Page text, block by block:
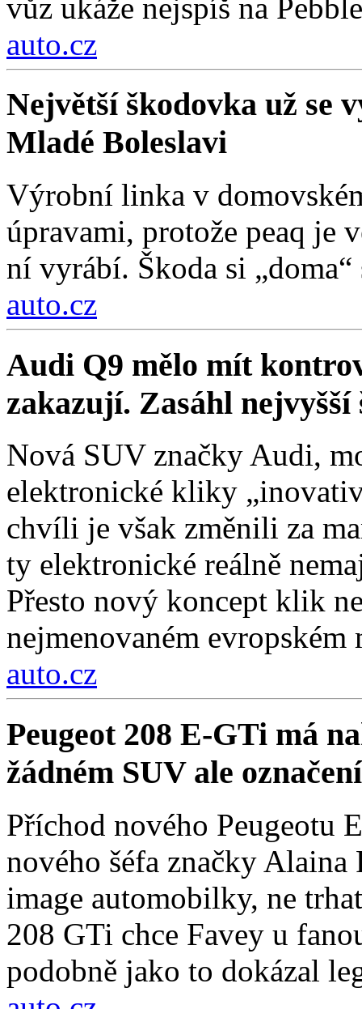
vůz ukáže nejspíš na
auto.cz
Největší škodovka už se
Mladé Boleslavi
Výrobní linka v
úpravami, protože peaq je
ní vyrábí. Škoda si
auto.cz
Audi Q9 mělo mít
zakazují. Zasáhl nejvyšší
Nová SUV značky Audi,
elektronické kliky
chvíli je však změnili za
ty elektronické reálně
Přesto nový koncept klik
nejmenovaném evropském
auto.cz
Peugeot 208 E-GTi má
žádném SUV ale
Příchod nového Peugeotu
nového šéfa značky
image automobilky, ne
208 GTi chce Favey u
podobně jako to dokázal